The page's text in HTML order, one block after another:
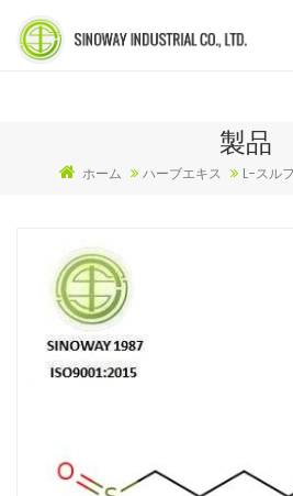
製品
ホーム ハーブエキス L-スル